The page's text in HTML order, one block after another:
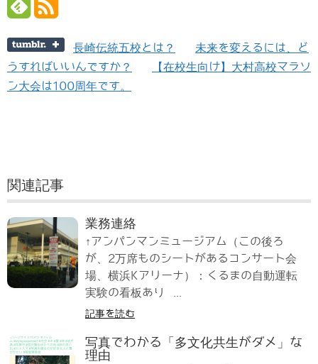
長崎伝統五校とは？
未来を変えるには、ど
うすればいいんですか？
【在校生向け】大村高校マラソ
ン大会は100周年です。
関連記事
業務連絡
↑アンパンマンミュージアム（この後ろ
が、2万席ものシートがあるコンサート会
場、横浜Kアリーナ）：くるまの自動運転
実験の看板あり ...
記事を読む
写真でわかる「多文化共生がダメ」な
理由